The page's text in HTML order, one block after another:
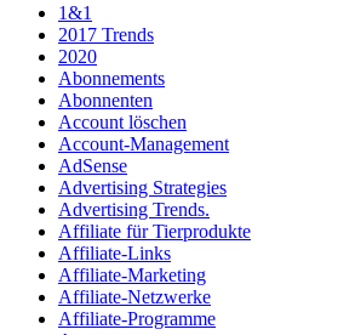
1&1
2017 Trends
2020
Abonnements
Abonnenten
Account löschen
Account-Management
AdSense
Advertising Strategies
Advertising Trends.
Affiliate für Tierprodukte
Affiliate-Links
Affiliate-Marketing
Affiliate-Netzwerke
Affiliate-Programme